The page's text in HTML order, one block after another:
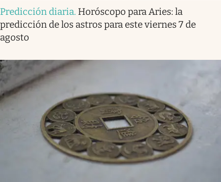
Predicción diaria. Horóscopo para Aries: la
predicción de los astros para este viernes 7 de
agosto